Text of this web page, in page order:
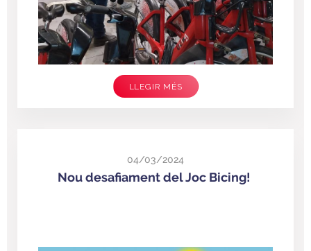
LLEGIR MÉS
04/03/2024
Nou desafiament del Joc Bicing!